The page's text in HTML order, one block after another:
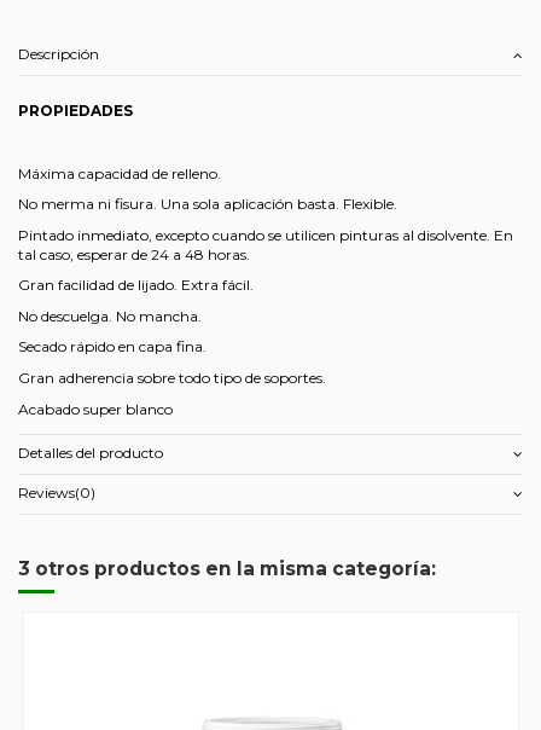
Descripción
PROPIEDADES
Máxima capacidad de relleno.
No merma ni fisura. Una sola aplicación basta. Flexible.
Pintado inmediato, excepto cuando se utilicen pinturas al disolvente. En
tal caso, esperar de 24 a 48 horas.
Gran facilidad de lijado. Extra fácil.
No descuelga. No mancha.
Secado rápido en capa fina.
Gran adherencia sobre todo tipo de soportes.
Acabado super blanco
Detalles del producto
Reviews(0)
3 otros productos en la misma categoría: